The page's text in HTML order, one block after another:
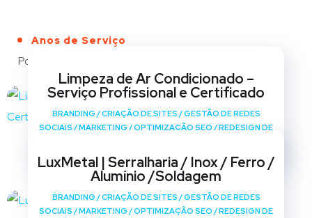
Anos de Serviço
Portfólio
Limpeza de Ar Condicionado –
Serviço Profissional e Certificado
BRANDING /CRIAÇÃO DE SITES /GESTÃO DE REDES
SOCIAIS /MARKETING /OPTIMIZAÇÃO SEO /REDESIGN DE
LuxMetal | Serralharia / Inox / Ferro /
Alumínio /Soldagem
BRANDING /CRIAÇÃO DE SITES /GESTÃO DE REDES
SOCIAIS /MARKETING /OPTIMIZAÇÃO SEO /REDESIGN DE